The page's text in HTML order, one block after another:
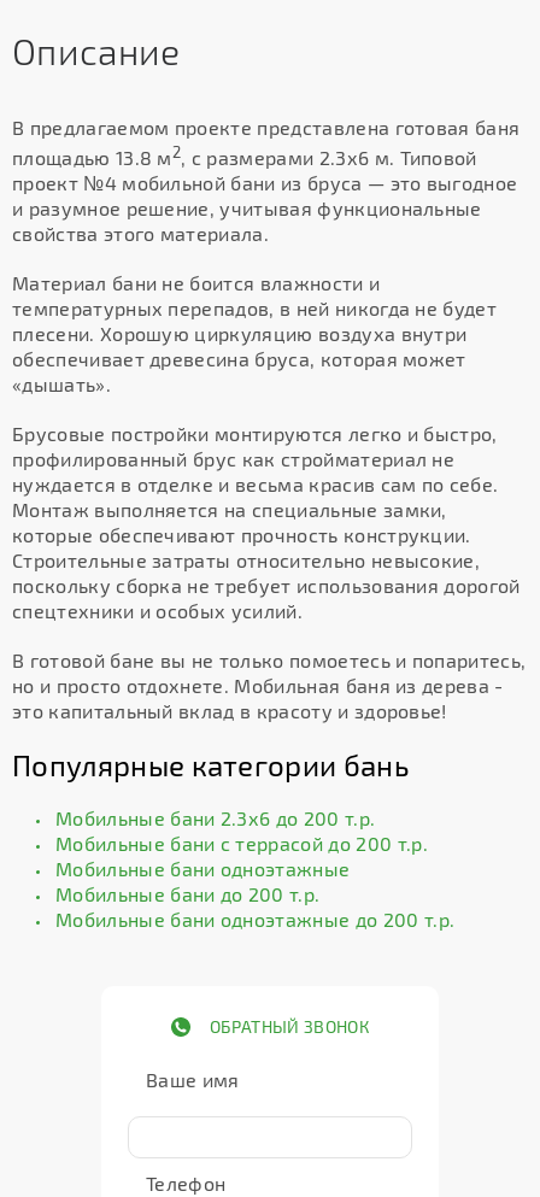
Описание
В предлагаемом проекте представлена готовая баня
площадью 13.8 м2, с размерами 2.3х6 м. Типовой
проект №4 мобильной бани из бруса — это выгодное
и разумное решение, учитывая функциональные
свойства этого материала.
Материал бани не боится влажности и
температурных перепадов, в ней никогда не будет
плесени. Хорошую циркуляцию воздуха внутри
обеспечивает древесина бруса, которая может
«дышать».
Брусовые постройки монтируются легко и быстро,
профилированный брус как стройматериал не
нуждается в отделке и весьма красив сам по себе.
Монтаж выполняется на специальные замки,
которые обеспечивают прочность конструкции.
Строительные затраты относительно невысокие,
поскольку сборка не требует использования дорогой
спецтехники и особых усилий.
В готовой бане вы не только помоетесь и попаритесь,
но и просто отдохнете. Мобильная баня из дерева -
это капитальный вклад в красоту и здоровье!
Популярные категории бань
Мобильные бани 2.3х6 до 200 т.р.
Мобильные бани с террасой до 200 т.р.
Мобильные бани одноэтажные
Мобильные бани до 200 т.р.
Мобильные бани одноэтажные до 200 т.р.
ОБРАТНЫЙ ЗВОНОК
Ваше имя
Телефон